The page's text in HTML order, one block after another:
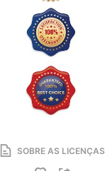
SOBRE AS LICENÇAS